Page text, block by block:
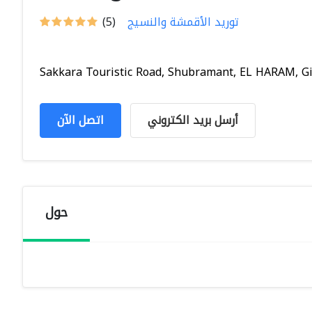
(5) توريد الأقمشة والنسيج
Sakkara Touristic Road, Shubramant, EL HARAM,
اتصل الآن أرسل بريد الكتروني
حول